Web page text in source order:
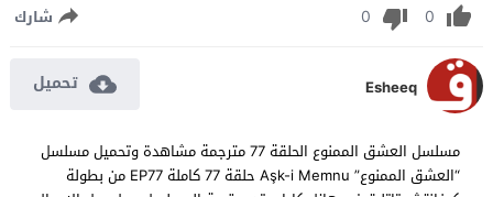
0
0 شارك
Esheeq تحميل
مسلسل العشق الممنوع الحلقة 77 مترجمة مشاهدة وتحميل مسلسل
“العشق الممنوع” Aşk-i Memnu
حلقة 77 كاملة EP77 من بطولة